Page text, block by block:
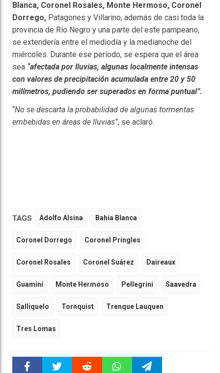
Blanca, Coronel Rosales, Monte Hermoso, Coronel
Dorrego, Patagones y Villarino, además de casi toda la
provincia de Río Negro y una parte del este pampeano,
se extendería entre el mediodía y la medianoche del
miércoles. Durante ese período, se espera que el área
sea “afectada por lluvias, algunas localmente intensas
con valores de precipitación acumulada entre 20 y 50
milímetros, pudiendo ser superados en forma puntual”.
“No se descarta la probabilidad de algunas tormentas
embebidas en áreas de lluvias”, se aclaró.
TAGS Adolfo Alsina Bahía Blanca
Coronel Dorrego Coronel Pringles
Coronel Rosales Coronel Suárez Daireaux
Guaminí Monte Hermoso Pellegrini Saavedra
Salliquelo Tornquist Trenque Lauquen
Tres Lomas